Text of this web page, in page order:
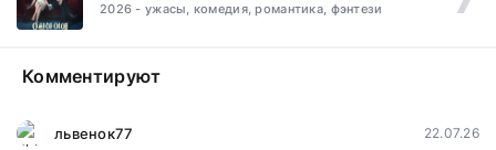
2026 - ужасы, комедия, романтика, фэнтези
Комментируют
львенок77 22.07.26